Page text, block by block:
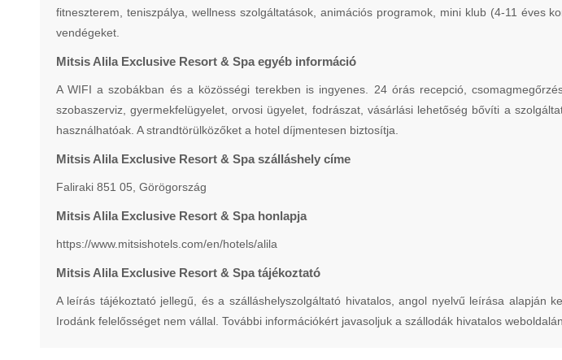
fitneszterem, teniszpálya, wellness szolgáltatások, animációs programok, mini klub (4-11 éves
vendégeket.
Mitsis Alila Exclusive Resort & Spa egyéb információ
A WIFI a szobákban és a közösségi terekben is ingyenes. 24 órás recepció,
szobaszerviz, gyermekfelügyelet, orvosi ügyelet, fodrászat, vásárlási lehetőség bővíti a
használhatóak. A strandtörülközőket a hotel díjmentesen biztosítja.
Mitsis Alila Exclusive Resort & Spa szálláshely címe
Faliraki 851 05, Görögország
Mitsis Alila Exclusive Resort & Spa honlapja
https://www.mitsishotels.com/en/hotels/alila
Mitsis Alila Exclusive Resort & Spa tájékoztató
A leírás tájékoztató jellegű, és a szálláshelyszolgáltató hivatalos, angol nyelvű leírása alapján
Irodánk felelősséget nem vállal. További információkért javasoljuk a szállodák hivatalos